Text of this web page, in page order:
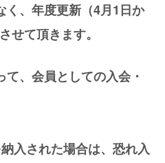
く、年度更新（4月1日か
せて頂きます。
、会員としての入会・
入された場合は、恐れ入